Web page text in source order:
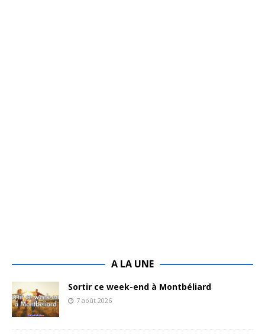
A LA UNE
Sortir ce week-end à Montbéliard
7 août 2026